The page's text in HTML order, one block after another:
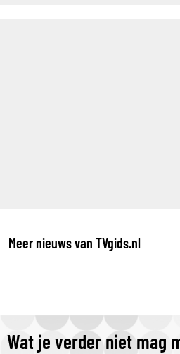
Meer nieuws van TVgids.nl
Wat je verder niet mag